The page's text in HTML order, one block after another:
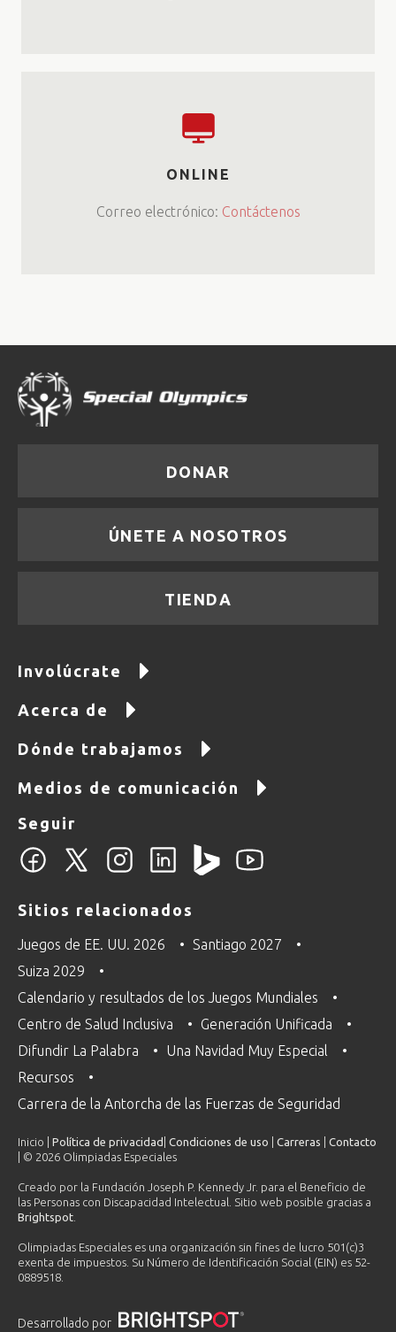
ONLINE
Correo electrónico: Contáctenos
DONAR
ÚNETE A NOSOTROS
TIENDA
Involúcrate
Acerca de
Dónde trabajamos
Medios de comunicación
Seguir
Sitios relacionados
Juegos de EE. UU. 2026
Santiago 2027
Suiza 2029
Calendario y resultados de los Juegos Mundiales
Centro de Salud Inclusiva
Generación Unificada
Difundir La Palabra
Una Navidad Muy Especial
Recursos
Carrera de la Antorcha de las Fuerzas de Seguridad
Inicio | Política de privacidad Condiciones de uso Carreras
Contacto
| © 2026 Olimpiadas Especiales
Creado por la Fundación Joseph P. Kennedy Jr. para el Beneficio de
las Personas con Discapacidad Intelectual. Sitio web posible gracias a
Brightspot
Olimpiadas Especiales es una organización sin fines de lucro 501(c)3
exenta de impuestos. Su Número de Identificación Social (EIN) es 52-
0889518.
Desarrollado por